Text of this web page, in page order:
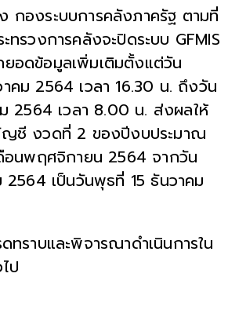
กองระบบการคลังภาครัฐ ตามที่
รวงการคลังจะปิดระบบ GFMIS
อดข้อมูลเพิ่มเติมตั้งแต่วัน
ม 2564 เวลา 16.30 น. ถึงวัน
2564 เวลา 8.00 น. ส่งผลให้
ญชี งวดที่ 2 ของปีงบประมาณ
นพฤศจิกายน 2564 จากวัน
2564 เป็นวันพุธที่ 15 ธันวาคม
ทราบและพิจารณาดําเนินการใน
ป